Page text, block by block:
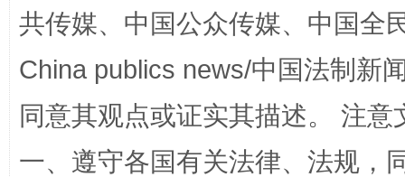
漫山遍野的桃花与雪山、麦地、白藏房 除
共传媒、中国公众传媒、中国全
China publics news/中国法制新
同意其观点或证实其描述。 注
一、遵守各国有关法律、法规，